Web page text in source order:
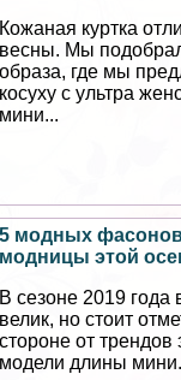
Кожаная куртка
весны. Мы
образа, где мы
косуху с ультра
мини...
5 модных
модницы этой
В сезоне 2019 года
велик, но стоит
стороне от трендов
модели длины